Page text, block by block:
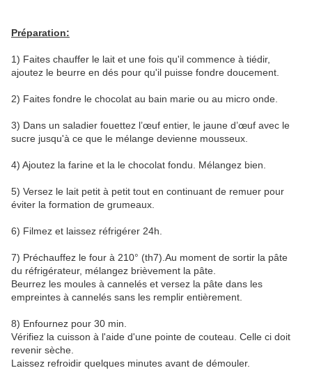
Préparation:
1) Faites chauffer le lait et une fois qu'il commence à tiédir,
ajoutez le beurre en dés pour qu'il puisse fondre doucement.
2) Faites fondre le chocolat au bain marie ou au micro onde.
3) Dans un saladier fouettez l’œuf entier, le jaune d’œuf avec le
sucre jusqu'à ce que le mélange devienne mousseux.
4) Ajoutez la farine et la le chocolat fondu. Mélangez bien.
5) Versez le lait petit à petit tout en continuant de remuer pour
éviter la formation de grumeaux.
6) Filmez et laissez réfrigérer 24h.
7) Préchauffez le four à 210° (th7).Au moment de sortir la pâte
du réfrigérateur, mélangez brièvement la pâte.
Beurrez les moules à cannelés et versez la pâte dans les
empreintes à cannelés sans les remplir entièrement.
8) Enfournez pour 30 min.
Vérifiez la cuisson à l'aide d'une pointe de couteau. Celle ci doit
revenir sèche.
Laissez refroidir quelques minutes avant de démouler.